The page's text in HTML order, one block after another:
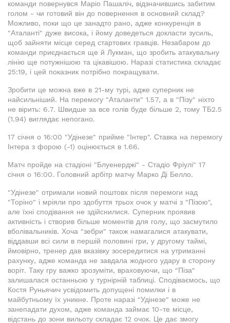
команди повернувся Маріо Пашаліч, відзначившись забитим
голом - чи готовий він до повернення в основний склад?
Можливо, поки що це занадто рано, адже конкуренція в
"Аталанті" дуже висока, і йому доведеться докласти зусиль,
щоб зайняти місце серед стартових гравців. Незабаром до
команди приєднається ще й Лукман, що зробить атакувальну
лінію ще потужнішою та цікавішою. Наразі статистика складає
25:19, і цей показник потрібно покращувати.
Зробити це можна вже в 21-му турі, адже суперник не
найсильніший. На перемогу "Аталанти" 1.57, а в "Пізу" ніхто
не вірить: 6.7. Швидше за все голів буде більше 2, тому ТБ2.5
(1.94) виглядає непогано.
17 січня о 16:00 "Удінезе" прийме "Інтер". Ставка на перемогу
Інтера з форою (-1) оцінюється в 1.66.
Матч пройде на стадіоні "Блуенерджі" - Стадіо Фріулі" 17
січня о 16:00. Головний арбітр матчу Марко Ді Белло.
"Удінезе" отримали новий поштовх після перемоги над
"Торіно" і мріяли про здобуття трьох очок у матчі з "Пізою",
але їхні сподівання не здійснилися. Суперник проявив
активність і створив більше моментів для голу, що засмутило
вболівальників. Хоча "зебри" також намагалися атакувати,
віддавши всі сили в першій половині гри, у другому таймі,
ймовірно, тренер дав вказівку зосередитися на утриманні
рахунку, адже команда не завдала жодного удару в сторону
воріт. Таку гру важко зрозуміти, враховуючи, що "Піза"
залишалася останньою у турнірній таблиці. Сподіваємось, що
Костя Руньячич усвідомить допущені помилки і в
майбутньому їх уникне. Проте наразі "Удінезе" може не
занепадати духом, адже команда займає 10-те місце,
відстань до зони вильоту складає 12 очок. Це дає змогу